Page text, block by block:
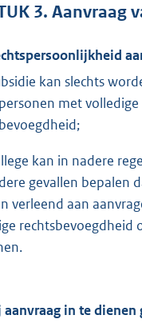
3. Aanvraag
kan slechts
met volledige
kan in nadere
gevallen bepalen
verleend aan
rechtsbevoegdheid
in te dienen